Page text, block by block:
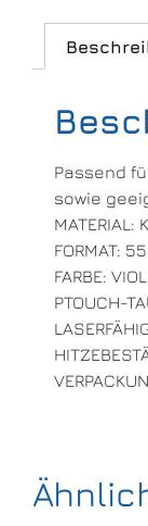
Passend
sowie
MATERIAL:
FORMAT:
FARBE:
PTOUCH-